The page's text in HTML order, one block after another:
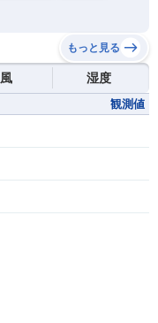
もっと見る
風 湿度
観測値